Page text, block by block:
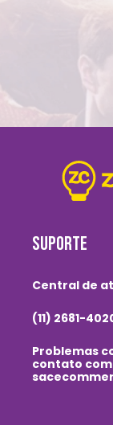
SUPORTE
Central de
(11) 2681-
Problemas
contato com